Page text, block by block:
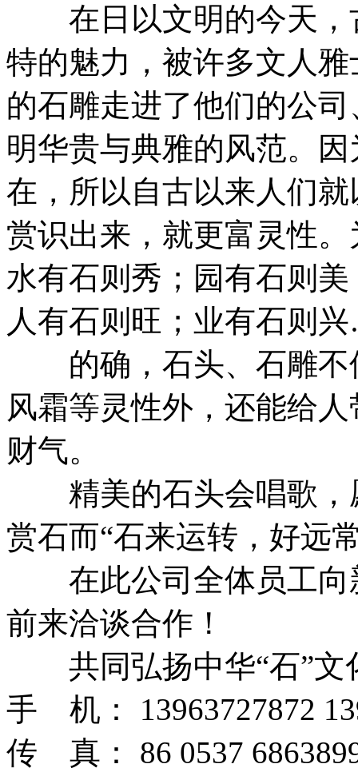
在日以文明的今天，
特的魅力，被许多文人
的石雕走进了他们的公
明华贵与典雅的风范。
在，所以自古以来人们
赏识出来，就更富灵性
水有石则秀；园有石则
人有石则旺；业有石则
的确，石头、石雕不
风霜等灵性外，还能给
财气。
精美的石头会唱歌，
赏石而“石来运转，好远
在此公司全体员工向
前来洽谈合作！
共同弘扬中华“石”文
手 机： 13963727872
传 真： 86 0537